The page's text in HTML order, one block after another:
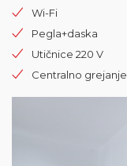
Wi-Fi
Pegla+daska
Utičnice 220 V
Centralno grejanje